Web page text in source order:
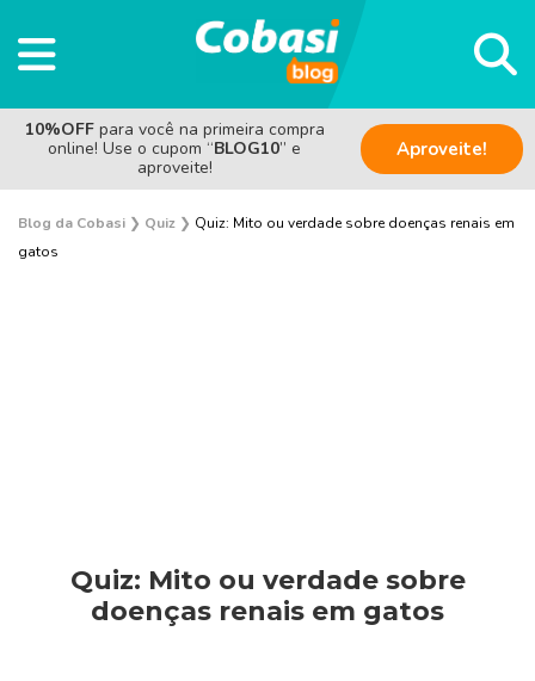
10%OFF para você na primeira compra
online! Use o cupom “BLOG10” e
aproveite!
Aproveite!
Blog da Cobasi ❯ Quiz ❯ Quiz: Mito ou verdade sobre doenças renais em
gatos
Outros Pets
Quiz: Mito ou verdade sobre
doenças renais em gatos